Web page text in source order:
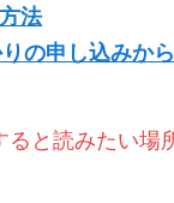
法
の申し込みか
と読みたい場